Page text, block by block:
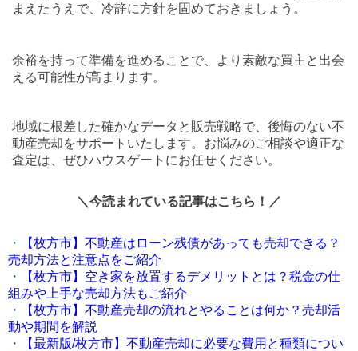
まえたうえで、冷静に方針を固めておきましょう。
余裕を持って準備を進めることで、より素敵な買主と出会
える可能性が高まります。
地域に根差した確かなデータと販売戦略で、後悔のない不
動産売却をサポートいたします。お悩みのご相談や適正な
査定は、ぜひハウスゲートにお任せください。
＼今読まれている記事はこちら！／
・
【枚方市】不動産はローン残債があっても売却できる？
売却方法と注意点をご紹介
・
【枚方市】空き家を放置するデメリットとは？税金の仕
組みや上手な売却方法もご紹介
・
【枚方市】不動産売却の流れとやることは何か？売却活
動や期間を解説
・
【最新版/枚方市】不動産売却に必要な費用と種類につい